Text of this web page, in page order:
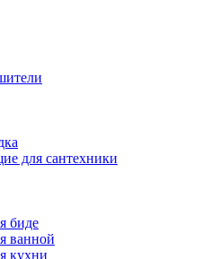
для сантехники
биде
ванной
кухни